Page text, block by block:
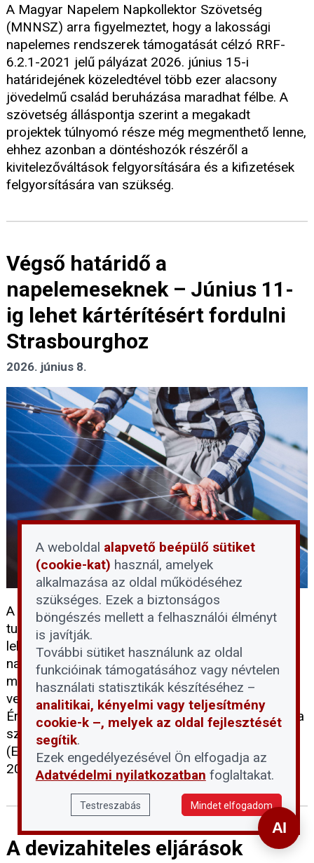
A Magyar Napelem Napkollektor Szövetség
(MNNSZ) arra figyelmeztet, hogy a lakossági
napelemes rendszerek támogatását célzó RRF-
6.2.1-2021 jelű pályázat 2026. június 15-i
határidejének közeledtével több ezer alacsony
jövedelmű család beruházása maradhat félbe. A
szövetség álláspontja szerint a megakadt
projektek túlnyomó része még megmenthető lenne,
ehhez azonban a döntéshozók részéről a
kivitelezőváltások felgyorsítására és a kifizetések
felgyorsítására van szükség.
Végső határidő a
napelemeseknek – Június 11-
ig lehet kártérítésért fordulni
Strasbourghoz
2026. június 8.
A háztartási méretű kiserőművek (HMKE)
tulajdonosai számára elérkezett az utolsó jogi
lehetőség, hogy kompenzációt kérjenek a
napelemes elszámolási rendszer utólagos
megváltoztatása miatt elszenvedett anyagi
veszteségeikért. A Napelem-felhasználók
Érdekvédelmi Platformja (NÉP) Egyesület felhívása
szerint az Emberi Jogok Európai Bíróságához
(EJEB) benyújtandó egyéni kártérítési kérelmeket
2026. június 11-ig kell postára adni.
A devizahiteles eljárások
A weboldal alapvető beépülő sütiket
(cookie-kat) használ, amelyek
alkalmazása az oldal működéséhez
szükséges. Ezek a biztonságos
böngészés mellett a felhasználói élményt
is javítják.
További sütiket használunk az oldal
funkcióinak támogatásához vagy névtelen
használati statisztikák készítéséhez –
analitikai, kényelmi vagy teljesítmény
cookie-k –, melyek az oldal fejlesztését
segítik.
Ezek engedélyezésével Ön elfogadja az
Adatvédelmi nyilatkozatban foglaltakat.
Testreszabás Mindet elfogadom